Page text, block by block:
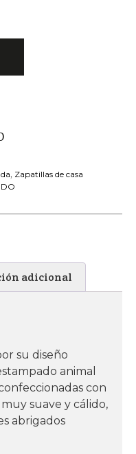
, Zapatillas de casa
adicional
su diseño
animal
con
suave y cálido,
abrigados